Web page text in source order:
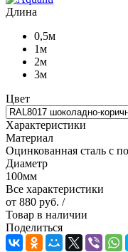
Длина
0,5м
1м
2м
3м
Цвет
Характеристики
Материал
Оцинкованная сталь с
Диаметр
100мм
Все характеристики
от 880 руб. /
Товар в наличии
Поделиться